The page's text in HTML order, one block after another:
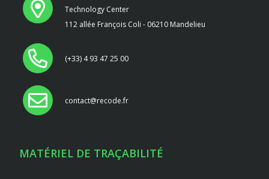
Technology Center
112 allée François Coli - 06210 Mandelieu
(+33) 4 93 47 25 00
contact@recode.fr
MATÉRIEL DE TRAÇABILITÉ